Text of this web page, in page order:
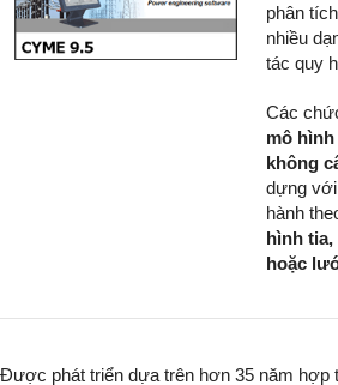
phân
nhiều
tác quy
Các
mô
không
dựng
hành
hình tia,
hoặc
Được phát triển dựa trên hơn 35 năm hợp